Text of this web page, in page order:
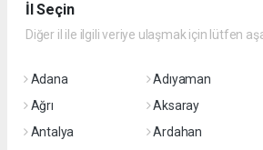
İl Seçin
Diğer il ile ilgili veriye ulaşmak için lütfen
Adana Adıyaman
Ağrı
Aksaray
Antalya
Ardahan